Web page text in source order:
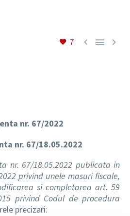
7   
nr. 67/2022
nr. 67/18.05.2022
nr. 67/18.05.2022 publicata in
privind unele masuri fiscale,
si completarea art. 59
privind Codul de procedura
precizari: